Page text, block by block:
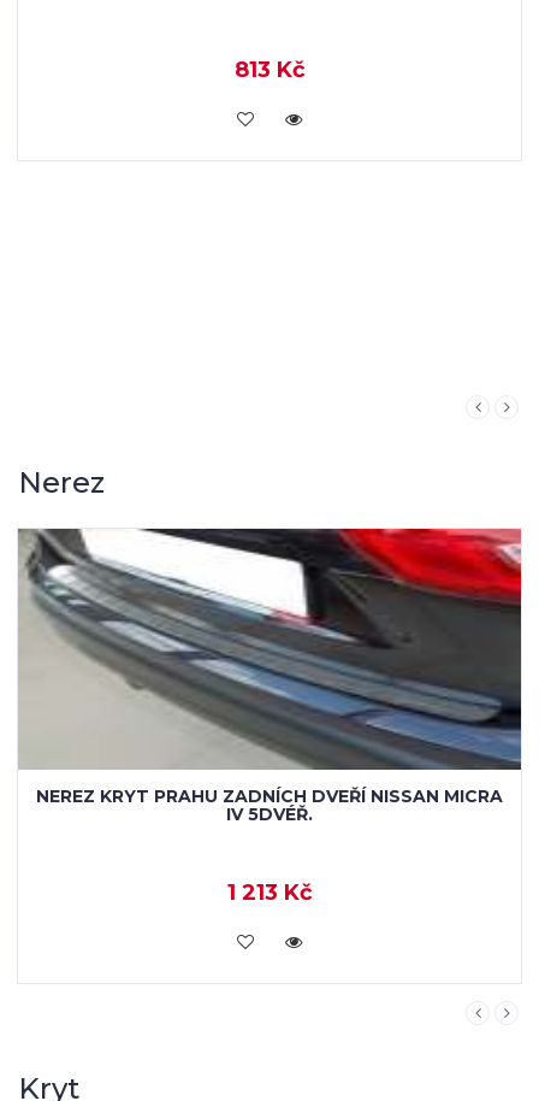
Nerez
LIŠTA PÁTÝCH DVEŘÍ - MATNÝ NEREZ+LOGO
NISSAN MICRA IV 5-DVÉŘ.
590 Kč
KOUPIT
Kryt